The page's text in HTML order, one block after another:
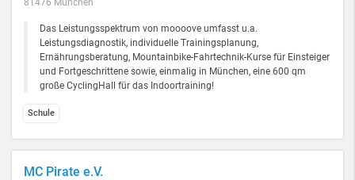
81476 München
Das Leistungsspektrum von moooove umfasst u.a.
Leistungsdiagnostik, individuelle Trainingsplanung,
Ernährungsberatung, Mountainbike-Fahrtechnik-Kurse für Einsteiger
und Fortgeschrittene sowie, einmalig in München, eine 600 qm
große CyclingHall für das Indoortraining!
Schule
MC Pirate e.V.